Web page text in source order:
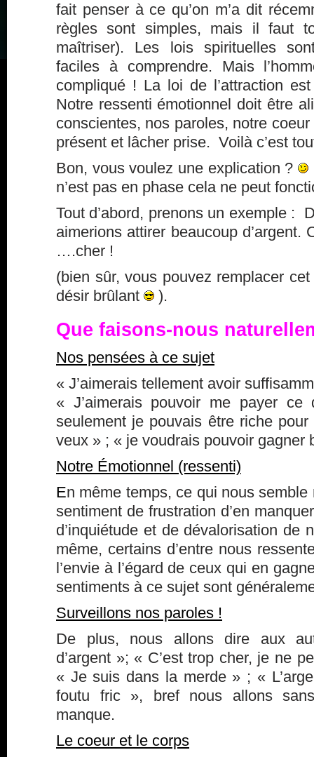
fait penser à ce qu’on m’a dit
règles sont simples, mais il faut
maîtriser). Les lois spirituelles
faciles à comprendre. Mais
compliqué ! La loi de l’attraction
Notre ressenti émotionnel doit être
conscientes, nos paroles, notre
présent et lâcher prise. Voilà c’est
Bon, vous voulez une explication ?
n’est pas en phase cela ne peut
Tout d’abord, prenons un exemple :
aimerions attirer beaucoup d’argent.
….cher !
(bien sûr, vous pouvez remplacer
désir brûlant
).
Que faisons-nous
Nos pensées à ce sujet
« J’aimerais tellement avoir
« J’aimerais pouvoir me payer
seulement je pouvais être riche
veux » ; « je voudrais pouvoir gagner
Notre Émotionnel (ressenti)
En même temps, ce qui nous semble
sentiment de frustration d’en
d’inquiétude et de dévalorisation de
même, certains d’entre nous
l’envie à l’égard de ceux qui en
sentiments à ce sujet sont
Surveillons nos paroles !
De plus, nous allons dire aux
d’argent »; « C’est trop cher, je ne
« Je suis dans la merde » ; «
foutu fric », bref nous allons
manque.
Le coeur et le corps